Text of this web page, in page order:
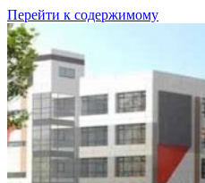
Перейти к содержимому